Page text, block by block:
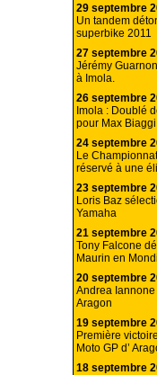
29 septembre
Un tandem
superbike 2011
27 septembre
Jérémy
à Imola.
26 septembre
Imola : Doublé
pour Max
24 septembre
Le
réservé à une
23 septembre
Loris Baz
Yamaha
21 septembre
Tony Falcone
Maurin en
20 septembre
Andrea
Aragon
19 septembre
Première
Moto GP d’
18 septembre